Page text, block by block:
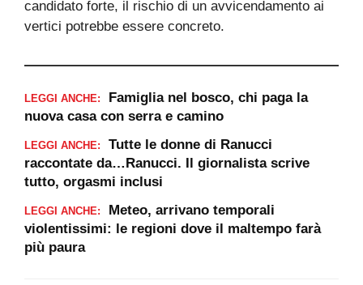
candidato forte, il rischio di un avvicendamento ai
vertici potrebbe essere concreto.
LEGGI ANCHE:
Famiglia nel bosco, chi paga la
nuova casa con serra e camino
LEGGI ANCHE:
Tutte le donne di Ranucci
raccontate da…Ranucci. Il giornalista scrive
tutto, orgasmi inclusi
LEGGI ANCHE:
Meteo, arrivano temporali
violentissimi: le regioni dove il maltempo farà
più paura